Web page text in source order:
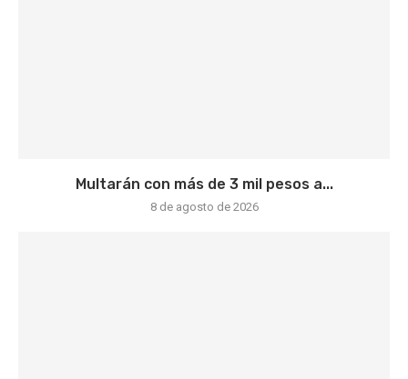
Multarán con más de 3 mil pesos a...
8 de agosto de 2026